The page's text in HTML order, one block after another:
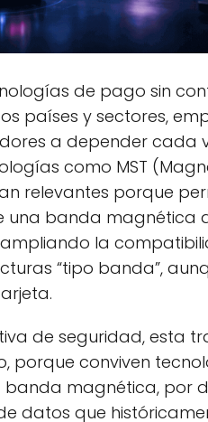
de pago sin
países y sectores,
a depender cada
como MST
relevantes porque
banda magnética
la
“tipo banda”,
de seguridad, esta
porque conviven
magnética, por
datos que